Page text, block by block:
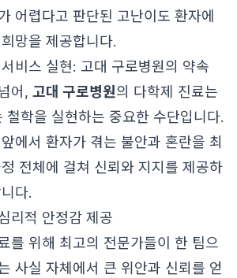
어렵다고 판단된 고난이도 환자에
망을 제공합니다.
비스 실현: 고대 구로병원의 약속
어, 고대 구로병원의 다학제 진료는
학을 실현하는 중요한 수단입니다.
에서 환자가 겪는 불안과 혼란을 최
전체에 걸쳐 신뢰와 지지를 제공하
다.
리적 안정감 제공
를 위해 최고의 전문가들이 한 팀으
사실 자체에서 큰 위안과 신뢰를 얻